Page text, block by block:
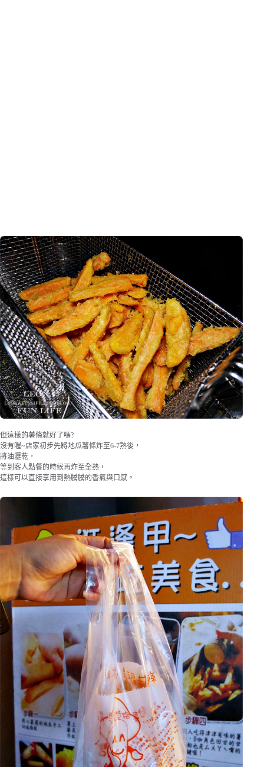
但這樣的薯條就好了嗎?
沒有喔~店家初步先將地瓜薯條炸至6-7熟後，
將油瀝乾，
等到客人點餐的時候再炸至全熟，
這樣可以直接享用到熱騰騰的香氣與口感。